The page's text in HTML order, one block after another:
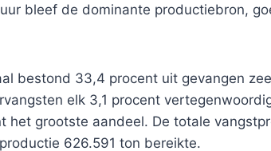
bleef de dominante productiebron,
bestond 33,4 procent uit gevangen
elk 3,1 procent
het grootste aandeel. De totale
626.591 ton bereikte.